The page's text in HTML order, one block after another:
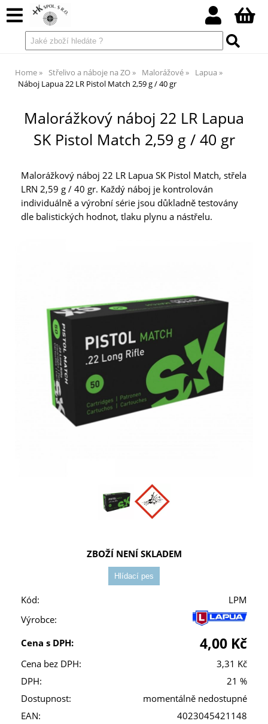
Home Střelivo a náboje na ZO Malorážové
Lapua
Náboj Lapua 22 LR Pistol Match 2,59 g / 40 gr
Malorážkový náboj 22 LR Lapua
SK Pistol Match 2,59 g / 40 gr
Malorážkový náboj 22 LR Lapua SK Pistol Match, střela
LRN 2,59 g / 40 gr. Každý náboj je kontrolován
individuálně a výrobní série jsou důkladně testovány
dle balistických hodnot, tlaku plynu a nástřelu.
ZBOŽÍ NENÍ SKLADEM
Kód:
LPM
Výrobce:
Cena s DPH:
4,00 Kč
Cena bez DPH:
3,31 Kč
DPH:
21 %
Dostupnost:
momentálně nedostupné
EAN:
4023045421148